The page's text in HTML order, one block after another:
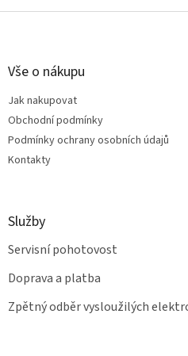
v
Z
Vše o nákupu
Jak nakupovat
Obchodní podmínky
Podmínky ochrany osobních údajů
Kontakty
Služby
Servisní pohotovost
Doprava a platba
Zpětný odběr vysloužilých